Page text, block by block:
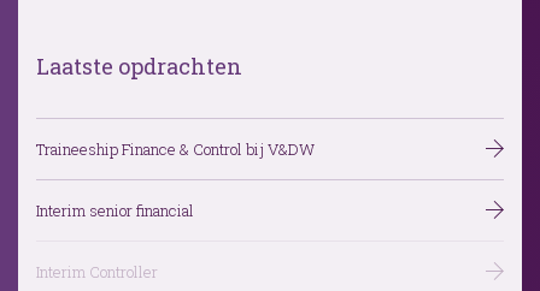
Laatste opdrachten
Traineeship Finance & Control bij V&DW
Interim senior financial
Interim Controller